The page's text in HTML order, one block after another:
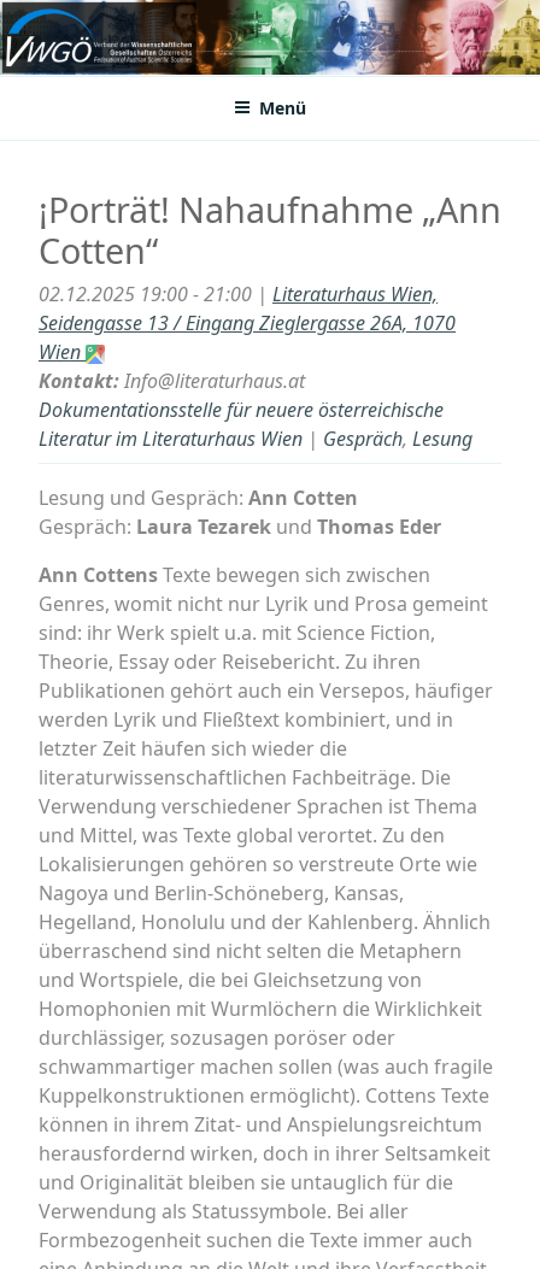
Zum
Inhalt
springenVWGÖ
Federation of Austrian Scientific Societies
Menü
¡Porträt! Nahaufnahme „Ann
Cotten“
02.12.2025 19:00 - 21:00 | Literaturhaus Wien,
Seidengasse 13 / Eingang Zieglergasse 26A, 1070
Wien
Kontakt:Info@literaturhaus.at
Dokumentationsstelle für neuere österreichische
Literatur im Literaturhaus Wien | Gespräch, Lesung
Lesung und Gespräch: Ann Cotten
Gespräch: Laura Tezarek und Thomas Eder
Ann CottensTexte bewegen sich zwischen
Genres, womit nicht nur Lyrik und Prosa gemeint
sind: ihr Werk spielt u.a. mit Science Fiction,
Theorie, Essay oder Reisebericht. Zu ihren
Publikationen gehört auch ein Versepos, häufiger
werden Lyrik und Fließtext kombiniert, und in
letzter Zeit häufen sich wieder die
literaturwissenschaftlichen Fachbeiträge. Die
Verwendung verschiedener Sprachen ist Thema
und Mittel, was Texte global verortet. Zu den
Lokalisierungen gehören so verstreute Orte wie
Nagoya und Berlin-Schöneberg, Kansas,
Hegelland, Honolulu und der Kahlenberg. Ähnlich
überraschend sind nicht selten die Metaphern
und Wortspiele, die bei Gleichsetzung von
Homophonien mit Wurmlöchern die Wirklichkeit
durchlässiger, sozusagen poröser oder
schwammartiger machen sollen (was auch fragile
Kuppelkonstruktionen ermöglicht). Cottens Texte
können in ihrem Zitat- und Anspielungsreichtum
herausfordernd wirken, doch in ihrer Seltsamkeit
und Originalität bleiben sie untauglich für die
Verwendung als Statussymbole. Bei aller
Formbezogenheit suchen die Texte immer auch